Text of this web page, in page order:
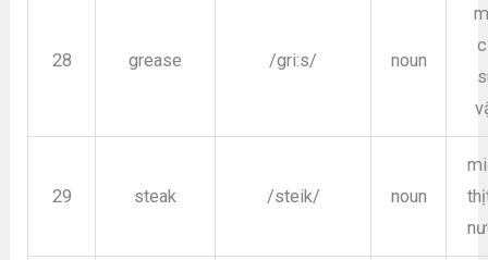
28 grease /gri:s/ noun
29 steak /steik/ noun